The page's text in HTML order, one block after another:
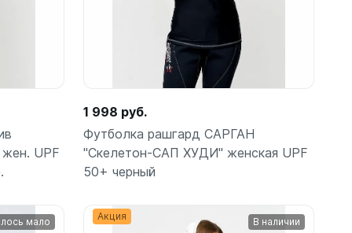
UPF
1 998 руб.
Футболка рашгард САРГАН
"Скелетон-САП ХУДИ" женская UPF
50+ черный
мало Акция В наличии